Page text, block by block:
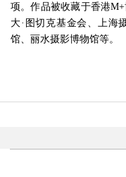
项。作品被收藏于香港
大·图切克基金会、上海
馆、丽水摄影博物馆等。